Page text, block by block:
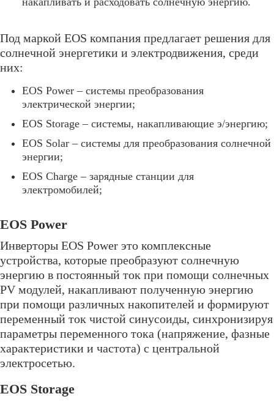
Под маркой EOS компания предлагает решения для
солнечной энергетики и электродвижения, среди
них:
EOS Power – системы преобразования
электрической энергии;
EOS Storage – системы, накапливающие э/энергию;
EOS Solar – системы для преобразования солнечной
энергии;
EOS Charge – зарядные станции для
электромобилей;
EOS Power
Инверторы EOS Power это комплексные
устройства, которые преобразуют солнечную
энергию в постоянный ток при помощи солнечных
PV модулей, накапливают полученную энергию
при помощи различных накопителей и формируют
переменный ток чистой синусоиды, синхронизируя
параметры переменного тока (напряжение, фазные
характеристики и частота) с центральной
электросетью.
EOS Storage